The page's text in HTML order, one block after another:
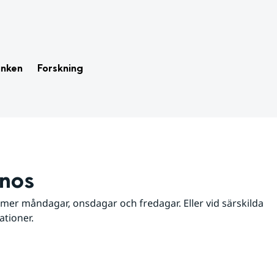
Forskning
måndagar, onsdagar och fredagar. Eller vid särskilda